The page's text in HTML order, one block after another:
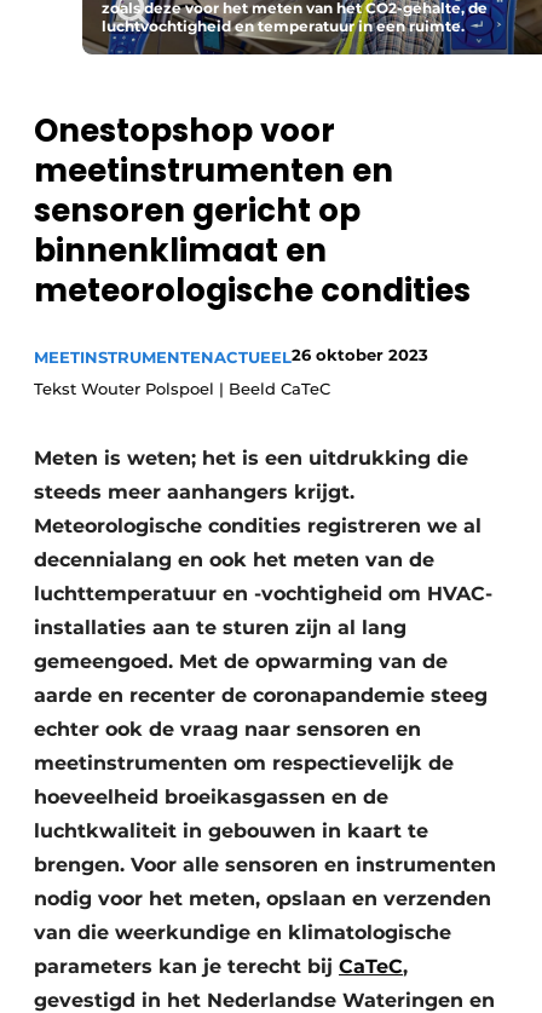
Podcasts
Vacature aanmelden
Vacatures
HVAC
Binnenklimaat
Brandbeveiliging
Warmtepompen
zoals deze voor het meten van het CO2-gehalte, de
luchtvochtigheid en temperatuur in een ruimte.
Onestopshop voor
meetinstrumenten en
sensoren gericht op
binnenklimaat en
meteorologische condities
MEETINSTRUMENTENACTUEEL26 oktober 2023
Tekst Wouter Polspoel | Beeld CaTeC
Meten is weten; het is een uitdrukking die
steeds meer aanhangers krijgt.
Meteorologische condities registreren we al
decennialang en ook het meten van de
luchttemperatuur en -vochtigheid om HVAC-
installaties aan te sturen zijn al lang
gemeengoed. Met de opwarming van de
aarde en recenter de coronapandemie steeg
echter ook de vraag naar sensoren en
meetinstrumenten om respectievelijk de
hoeveelheid broeikasgassen en de
luchtkwaliteit in gebouwen in kaart te
brengen. Voor alle sensoren en instrumenten
nodig voor het meten, opslaan en verzenden
van die weerkundige en klimatologische
parameters kan je terecht bij CaTeC,
gevestigd in het Nederlandse Wateringen en